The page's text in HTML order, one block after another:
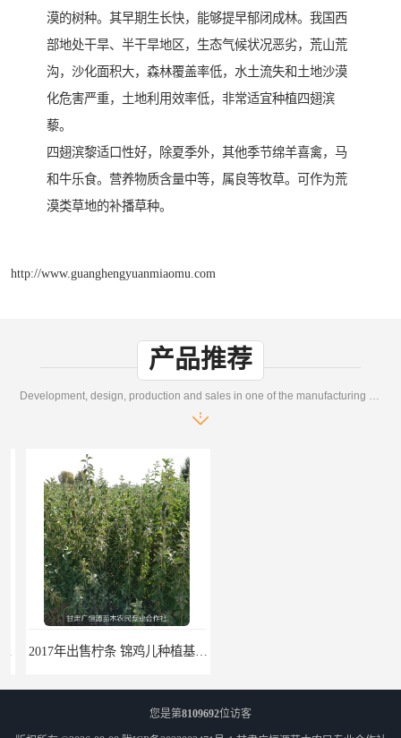
漠的树种。其早期生长快，能够提早郁闭成林。我国西
部地处干旱、半干旱地区，生态气候状况恶劣，荒山荒
沟，沙化面积大，森林覆盖率低，水土流失和土地沙漠
化危害严重，土地利用效率低，非常适宜种植四翅滨
藜。
四翅滨黎适口性好，除夏季外，其他季节绵羊喜禽，马
和牛乐食。营养物质含量中等，属良等牧草。可作为荒
漠类草地的补播草种。
http://www.guanghengyuanmiaomu.com
产品推荐
2017年出售柠条 锦鸡儿种植基地 甘肃广恒源苗木基地
您是第8109692位访客